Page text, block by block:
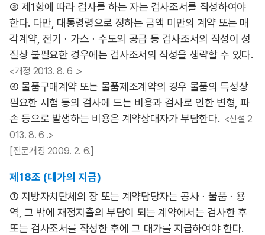
③ 제1항에 따라 검사를 하는 자는 검사조서를 작성하여야
한다. 다만, 대통령령으로 정하는 금액 미만의 계약 또는 매
각계약, 전기ㆍ가스ㆍ수도의 공급 등 검사조서의 작성이 성
질상 불필요한 경우에는 검사조서의 작성을 생략할 수 있다.
<개정 2013. 8. 6 .>
④ 물품구매계약 또는 물품제조계약의 경우 물품의 특성상
필요한 시험 등의 검사에 드는 비용과 검사로 인한 변형, 파
손 등으로 발생하는 비용은 계약상대자가 부담한다. <신설 2
013. 8. 6 .>
[전문개정 2009. 2. 6.]
제18조 (대가의 지급)
① 지방자치단체의 장 또는 계약담당자는 공사ㆍ물품ㆍ용
역, 그 밖에 재정지출의 부담이 되는 계약에서는 검사한 후
또는 검사조서를 작성한 후에 그 대가를 지급하여야 한다.